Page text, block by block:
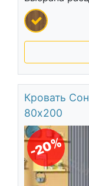
Кровать
80х200
-20%